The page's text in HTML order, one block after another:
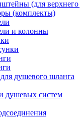
(для
(комплекты)
и колонны
душевого шланга
душевых систем